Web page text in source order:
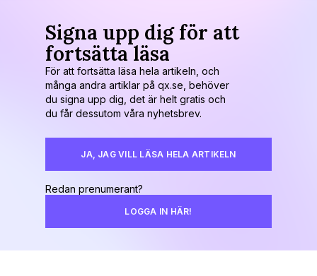
Signa upp dig för att
fortsätta läsa
För att fortsätta läsa hela artikeln, och
många andra artiklar på qx.se, behöver
du signa upp dig, det är helt gratis och
du får dessutom våra nyhetsbrev.
JA, JAG VILL LÄSA HELA ARTIKELN
Redan prenumerant?
LOGGA IN HÄR!